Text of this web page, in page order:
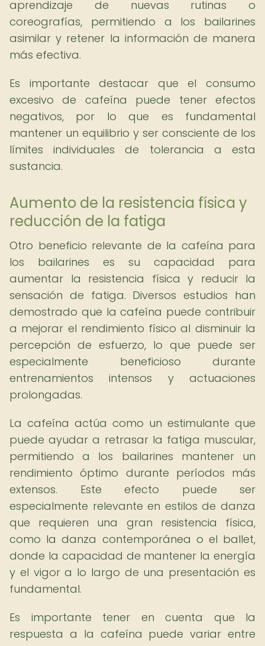
aprendizaje de nuevas rutinas o
coreografías, permitiendo a los bailarines
asimilar y retener la información de manera
más efectiva.
Es importante destacar que el consumo
excesivo de cafeína puede tener efectos
negativos, por lo que es fundamental
mantener un equilibrio y ser consciente de los
límites individuales de tolerancia a esta
sustancia.
Aumento de la resistencia física y
reducción de la fatiga
Otro beneficio relevante de la cafeína para
los bailarines es su capacidad para
aumentar la resistencia física y reducir la
sensación de fatiga. Diversos estudios han
demostrado que la cafeína puede contribuir
a mejorar el rendimiento físico al disminuir la
percepción de esfuerzo, lo que puede ser
especialmente beneficioso durante
entrenamientos intensos y actuaciones
prolongadas.
La cafeína actúa como un estimulante que
puede ayudar a retrasar la fatiga muscular,
permitiendo a los bailarines mantener un
rendimiento óptimo durante períodos más
extensos. Este efecto puede ser
especialmente relevante en estilos de danza
que requieren una gran resistencia física,
como la danza contemporánea o el ballet,
donde la capacidad de mantener la energía
y el vigor a lo largo de una presentación es
fundamental.
Es importante tener en cuenta que la
respuesta a la cafeína puede variar entre